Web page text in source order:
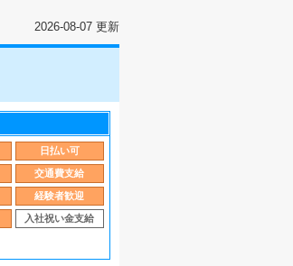
2026-08-07 更新
日払い可
交通費支給
経験者歓迎
入社祝い金支給